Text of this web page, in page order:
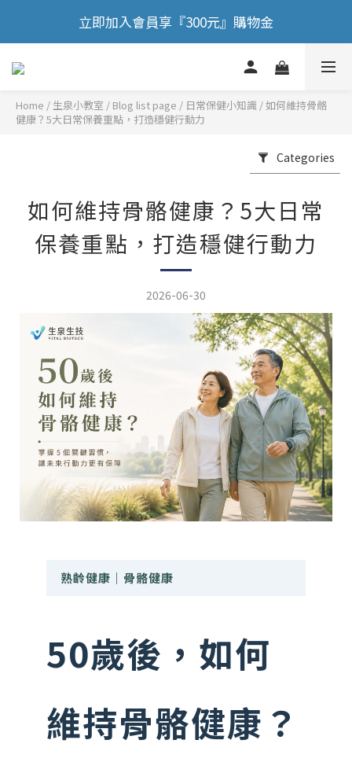
🎉 歡慶88節，滿額送膠原蛋白正貨！！
🎉 歡慶88節，滿額送膠原蛋白正貨！！
立即加入會員享『300元』購物金
🎉 歡慶88節，滿額送膠原蛋白正貨！！
Home / Blog list page / 日常保健小知識 /如何維持骨骼
健康？5大日常保養重點，打造穩健行動力
Categories
如何維持骨骼健康？5大日常
保養重點，打造穩健行動力
2026-06-30
熟齡健康｜骨骼健康
50歲後，如何
維持骨骼健康？